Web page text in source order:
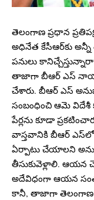
తెలంగాణ ప్ర‌ధాన
అధినేత కేసీఆర్‌కు
ప‌నులు
తాజాగా బీఆర్ ఎస్
చేశారు. బీఆర్ ఎస్
సంబంధించి ఆమె విదేశీ
పేర్ల‌ను కూడా
వాస్త‌వానికి బీఆర్
ఏర్పాటు చేయాల‌ని
తీసుకువెళ్లాలి. ఆయ‌న
అదేవిధంగా ఆయ‌న
కానీ, తాజాగా తెలంగాణ